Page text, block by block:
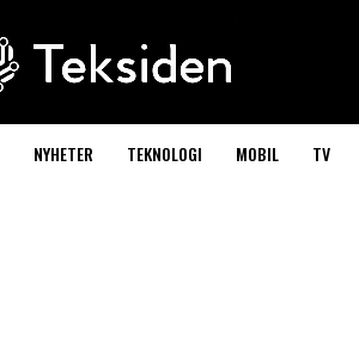
NYHETER TEKNOLOGI MOBIL TV